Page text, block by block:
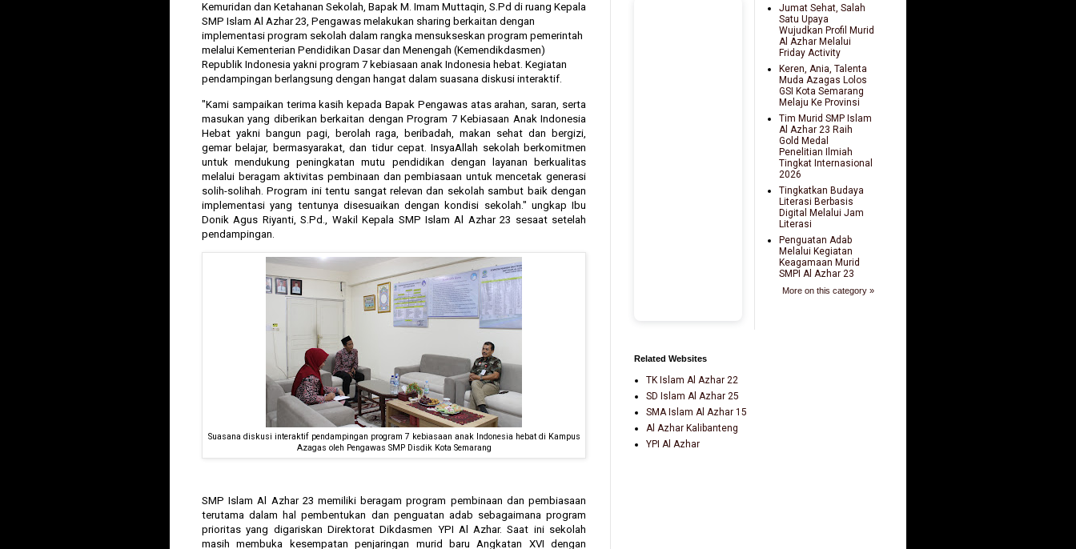
Kemuridan dan Ketahanan Sekolah, Bapak M. Imam Muttaqin, S.Pd di ruang Kepala
SMP Islam Al Azhar 23, Pengawas melakukan sharing berkaitan dengan
implementasi program sekolah dalam rangka mensukseskan program pemerintah
melalui Kementerian Pendidikan Dasar dan Menengah (Kemendikdasmen)
Republik Indonesia yakni program 7 kebiasaan anak Indonesia hebat. Kegiatan
pendampingan berlangsung dengan hangat dalam suasana diskusi interaktif.
"Kami sampaikan terima kasih kepada Bapak Pengawas atas arahan, saran, serta
masukan yang diberikan berkaitan dengan Program 7 Kebiasaan Anak Indonesia
Hebat yakni bangun pagi, berolah raga, beribadah, makan sehat dan bergizi,
gemar belajar, bermasyarakat, dan tidur cepat. InsyaAllah sekolah berkomitmen
untuk mendukung peningkatan mutu pendidikan dengan layanan berkualitas
melalui beragam aktivitas pembinaan dan pembiasaan untuk mencetak generasi
solih-solihah. Program ini tentu sangat relevan dan sekolah sambut baik dengan
implementasi yang tentunya disesuaikan dengan kondisi sekolah." ungkap Ibu
Donik Agus Riyanti, S.Pd., Wakil Kepala SMP Islam Al Azhar 23 sesaat setelah
pendampingan.
Suasana diskusi interaktif pendampingan program 7 kebiasaan anak Indonesia hebat di Kampus
Azagas oleh Pengawas SMP Disdik Kota Semarang
SMP Islam Al Azhar 23 memiliki beragam program pembinaan dan pembiasaan
terutama dalam hal pembentukan dan penguatan adab sebagaimana program
prioritas yang digariskan Direktorat Dikdasmen YPI Al Azhar. Saat ini sekolah
masih membuka kesempatan penjaringan murid baru Angkatan XVI dengan
Jumat Sehat, Salah
Satu Upaya
Wujudkan Profil Murid
Al Azhar Melalui
Friday Activity
Keren, Ania, Talenta
Muda Azagas Lolos
GSI Kota Semarang
Melaju Ke Provinsi
Tim Murid SMP Islam
Al Azhar 23 Raih
Gold Medal
Penelitian Ilmiah
Tingkat Internasional
2026
Tingkatkan Budaya
Literasi Berbasis
Digital Melalui Jam
Literasi
Penguatan Adab
Melalui Kegiatan
Keagamaan Murid
SMPI Al Azhar 23
More on this category »
Related Websites
TK Islam Al Azhar 22
SD Islam Al Azhar 25
SMA Islam Al Azhar 15
Al Azhar Kalibanteng
YPI Al Azhar